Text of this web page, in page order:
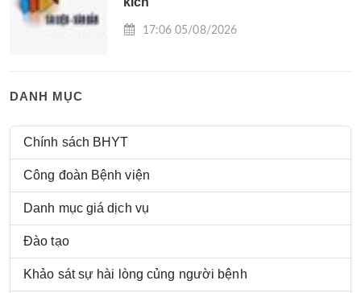
17:06 05/08/2026
DANH MỤC
Chính sách BHYT
Công đoàn Bệnh viện
Danh mục giá dịch vụ
Đào tạo
Khảo sát sự hài lòng củng người bệnh